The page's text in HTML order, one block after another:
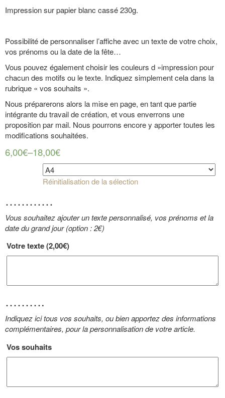
Impression sur papier blanc cassé 230g.
Possibilité de personnaliser l’affiche avec un texte de votre choix,
vos prénoms ou la date de la fête…
Vous pouvez également choisir les couleurs d »impression pour
chacun des motifs ou le texte. Indiquez simplement cela dans la
rubrique « vos souhaits ».
Nous préparerons alors la mise en page, en tant que partie
intégrante du travail de création, et vous enverrons une
proposition par mail. Nous pourrons encore y apporter toutes les
modifications souhaitées.
6,00€–18,00€
Réinitialisation de la sélection
…………
Vous souhaitez ajouter un texte personnalisé, vos prénoms et la
date du grand jour (option : 2€)
Votre texte (2,00€)
……….
Indiquez ici tous vos souhaits, ou bien apportez des informations
complémentaires, pour la personnalisation de votre article.
Vos souhaits